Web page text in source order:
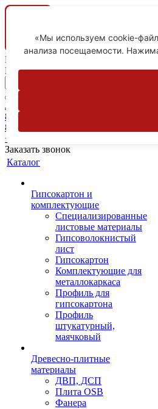
Ваш город
Пятигорск
Личный кабинет
8-800-775-59-89
8-800-775-59-89
+7 918 754-83-77
Заказать звонок
Каталог
Гипсокартон и
комплектующие
Специализированные
листовые материалы
Гипсоволокнистый
лист
Гипсокартон
Комплектующие для
металлокаркаса
Профиль для
гипсокартона
Профиль
штукатурный,
маячковый
Древесно-плитные
материалы
ДВП, ДСП
Плита OSB
Фанера
«Мы используем cookie-
анализа посещаемости.